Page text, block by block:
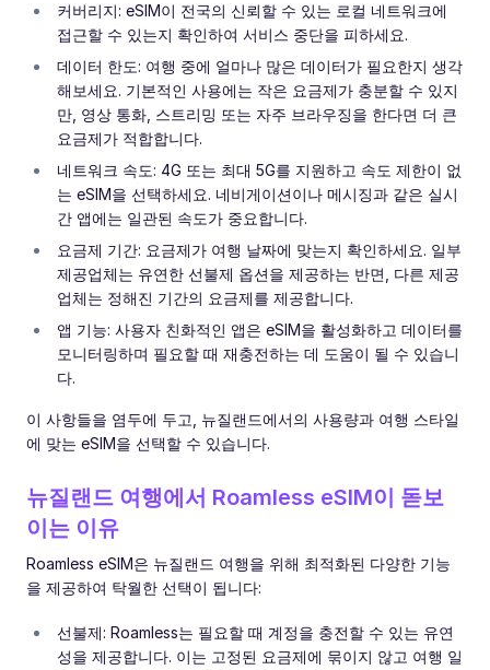
커버리지: eSIM이 전국의 신뢰할 수 있는 로컬 네트워크에
접근할 수 있는지 확인하여 서비스 중단을 피하세요.
데이터 한도: 여행 중에 얼마나 많은 데이터가 필요한지 생각
해보세요. 기본적인 사용에는 작은 요금제가 충분할 수 있지
만, 영상 통화, 스트리밍 또는 자주 브라우징을 한다면 더 큰
요금제가 적합합니다.
네트워크 속도: 4G 또는 최대 5G를 지원하고 속도 제한이 없
는 eSIM을 선택하세요. 네비게이션이나 메시징과 같은 실시
간 앱에는 일관된 속도가 중요합니다.
요금제 기간: 요금제가 여행 날짜에 맞는지 확인하세요. 일부
제공업체는 유연한 선불제 옵션을 제공하는 반면, 다른 제공
업체는 정해진 기간의 요금제를 제공합니다.
앱 기능: 사용자 친화적인 앱은 eSIM을 활성화하고 데이터를
모니터링하며 필요할 때 재충전하는 데 도움이 될 수 있습니
다.
이 사항들을 염두에 두고, 뉴질랜드에서의 사용량과 여행 스타일
에 맞는 eSIM을 선택할 수 있습니다.
뉴질랜드 여행에서 Roamless eSIM이 돋보
이는 이유
Roamless eSIM은 뉴질랜드 여행을 위해 최적화된 다양한 기능
을 제공하여 탁월한 선택이 됩니다:
선불제: Roamless는 필요할 때 계정을 충전할 수 있는 유연
성을 제공합니다. 이는 고정된 요금제에 묶이지 않고 여행 일